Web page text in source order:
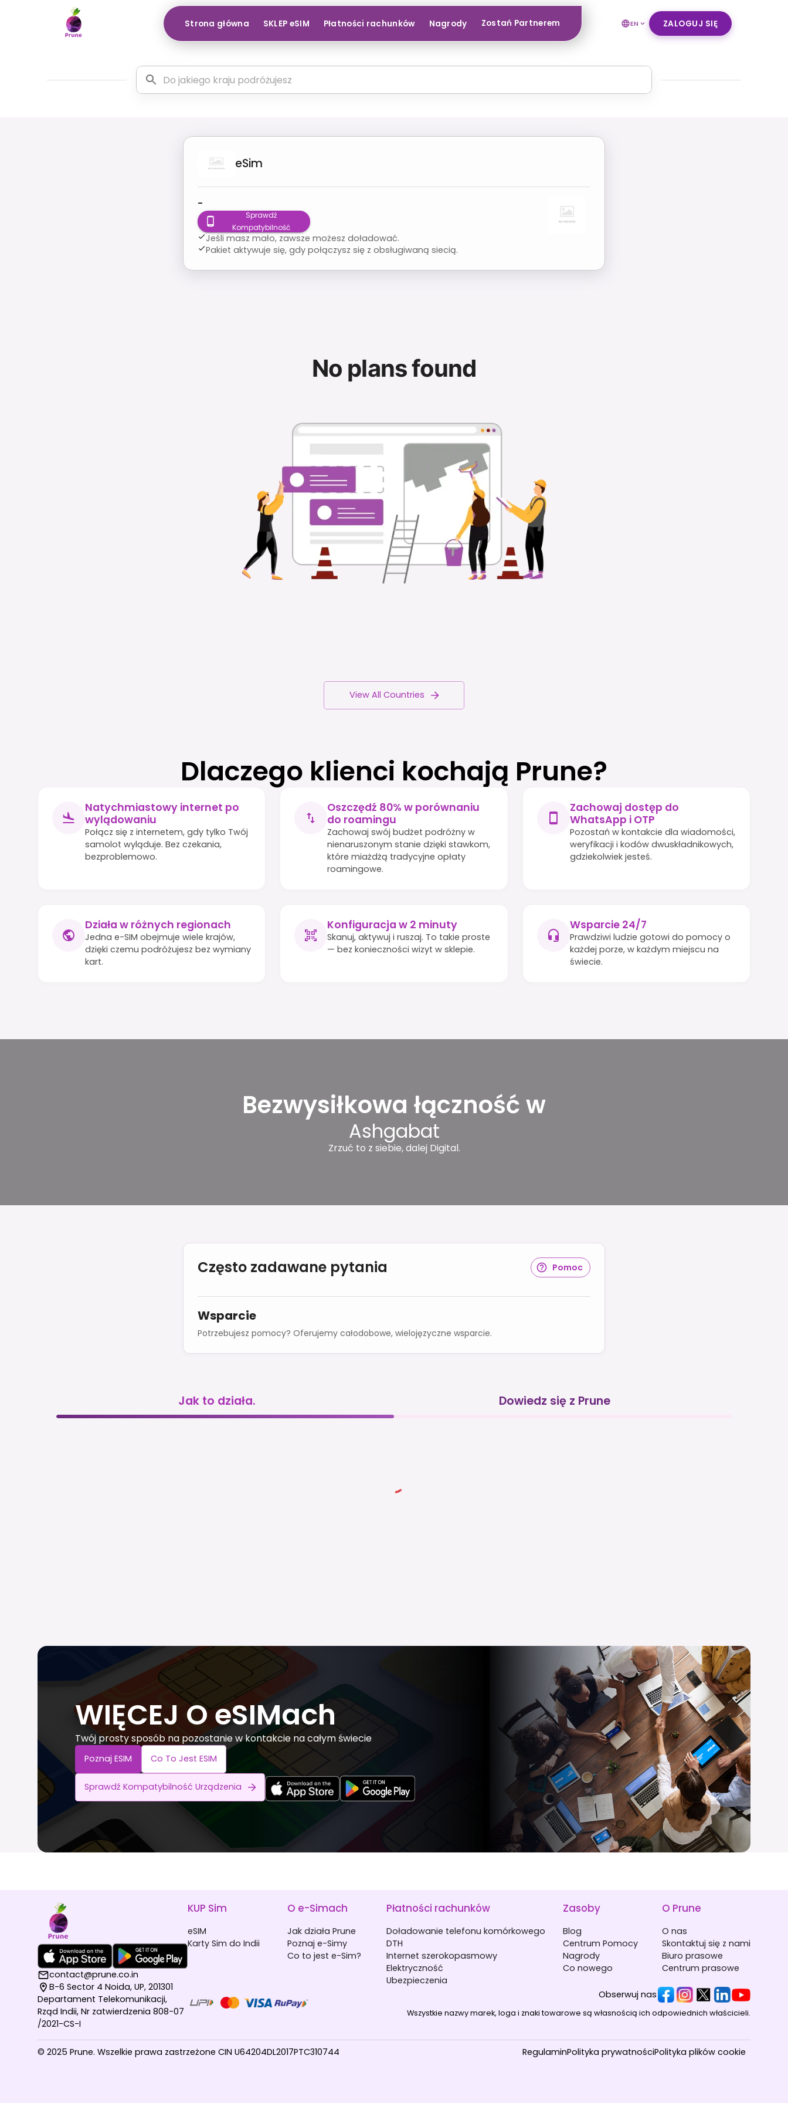
Strona główna SKLEP eSIM Płatności rachunków Nagrody Zostań Partnerem EN ZALOGUJ SIĘ
eSim
-
Sprawdź
Kompatybilność
Jeśli masz mało, zawsze możesz doładować.
Pakiet aktywuje się, gdy połączysz się z obsługiwaną siecią.
No plans found
View All Countries
Dlaczego klienci kochają Prune?
Natychmiastowy internet po
wylądowaniu
Połącz się z internetem, gdy tylko Twój
samolot wyląduje. Bez czekania,
bezproblemowo.
Oszczędź 80% w porównaniu
do roamingu
Zachowaj swój budżet podróżny w
nienaruszonym stanie dzięki stawkom,
które miażdżą tradycyjne opłaty
roamingowe.
Zachowaj dostęp do
WhatsApp i OTP
Pozostań w kontakcie dla wiadomości,
weryfikacji i kodów dwuskładnikowych,
gdziekolwiek jesteś.
Działa w różnych regionach
Jedna e-SIM obejmuje wiele krajów,
dzięki czemu podróżujesz bez wymiany
kart.
Konfiguracja w 2 minuty
Skanuj, aktywuj i ruszaj. To takie proste
— bez konieczności wizyt w sklepie.
Wsparcie 24/7
Prawdziwi ludzie gotowi do pomocy o
każdej porze, w każdym miejscu na
świecie.
Bezwysiłkowa łączność w
Ashgabat
Zrzuć to z siebie, dalej Digital.
Często zadawane pytania Pomoc
Wsparcie
Potrzebujesz pomocy? Oferujemy całodobowe, wielojęzyczne wsparcie.
Jak to działa. Dowiedz się z Prune
WIĘCEJ O eSIMach
Twój prosty sposób na pozostanie w kontakcie na całym świecie
Poznaj ESIM Co To Jest ESIM
Sprawdź Kompatybilność Urządzenia
contact@prune.co.in
B-6 Sector 4 Noida, UP, 201301
Departament Telekomunikacji,
Rząd Indii, Nr zatwierdzenia 808-07
/2021-CS-I
KUP Sim
eSIM
Karty Sim do Indii
O e-Simach
Jak działa Prune
Poznaj e-Simy
Co to jest e-Sim?
Płatności rachunków
Doładowanie telefonu komórkowego
DTH
Internet szerokopasmowy
Elektryczność
Ubezpieczenia
Zasoby
Blog
Centrum Pomocy
Nagrody
Co nowego
O Prune
O nas
Skontaktuj się z nami
Biuro prasowe
Centrum prasowe
Obserwuj nas
Wszystkie nazwy marek, loga i znaki towarowe są własnością ich odpowiednich właścicieli.
© 2025 Prune. Wszelkie prawa zastrzeżone CIN U64204DL2017PTC310744 RegulaminPolityka prywatnościPolityka plików cookie